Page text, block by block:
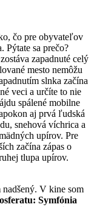
čo pre obyvateľov
Pýtate sa prečo?
zapadnuté celý
mesto nemôžu
slnka začína
veci a určíte to nie
spálené mobilne
aj prvá ľudská
snehová víchrica a
upírov. Pre
začína zápas o
tlupa upírov.
V kine som
Symfónia